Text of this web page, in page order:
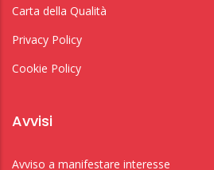
Carta della Qualità
Privacy Policy
Cookie Policy
Avvisi
Avviso a manifestare interesse